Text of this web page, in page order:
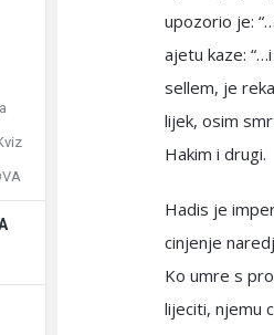
upozorio je:
ajetu kaze:
sellem, je
lijek, osim
Hakim i drugi.
Hadis je
cinjenje
Ko umre s
lijeciti, njemu